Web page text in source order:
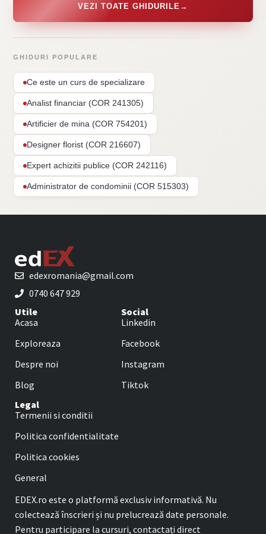
VEZI TOATE GHIDURILE →
GHIDURI POPULARE
Ce este un curs de specializare
Analist financiar (COR 241305)
Artificier de mina (COR 754201)
Designer florist (COR 216607)
Expert achizitii publice (COR 242116)
Administrator de condominii (COR 515303)
edexromania@gmail.com
0740 647 929
Utile
Acasa
Exploreaza
Despre noi
Blog
Social
Linkedin
Facebook
Instagram
Tiktok
Legal
Termenii si conditii
Politica confidentialitate
Politica cookies
General
EDEX.ro este o platformă exclusiv informativă. Nu
colectează înscrieri și nu prelucrează date personale.
Pentru participare la cursuri, contactați direct